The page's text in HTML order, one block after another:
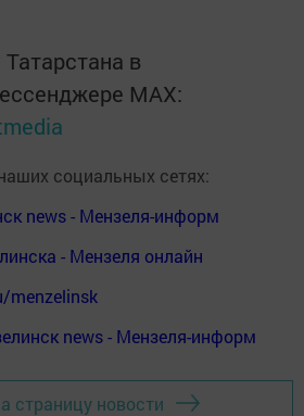
в
MАХ:
социальных сетях:
news - Мензеля-информ
- Мензеля онлайн
menzelinsk
news - Мензеля-информ
страницу новости